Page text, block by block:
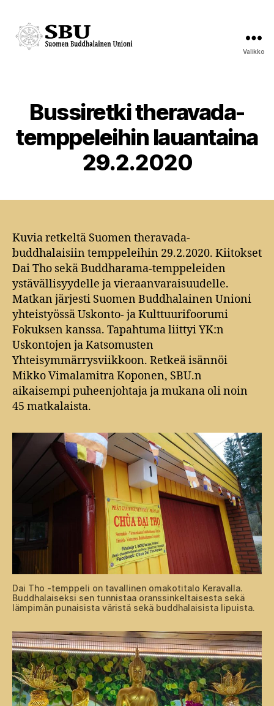
Valikko
Kategoriat
Bussiretki theravada-
temppeleihin lauantaina
29.2.2020
Kuvia retkeltä Suomen theravada-
buddhalaisiin temppeleihin 29.2.2020. Kiitokset
Dai Tho sekä Buddharama-temppeleiden
ystävällisyydelle ja vieraanvaraisuudelle.
Matkan järjesti Suomen Buddhalainen Unioni
yhteistyössä Uskonto- ja Kulttuurifoorumi
Fokuksen kanssa. Tapahtuma liittyi YK:n
Uskontojen ja Katsomusten
Yhteisymmärrysviikkoon. Retkeä isännöi
Mikko Vimalamitra Koponen, SBU.n
aikaisempi puheenjohtaja ja mukana oli noin
45 matkalaista.
Dai Tho -temppeli on tavallinen omakotitalo Keravalla.
Buddhalaiseksi sen tunnistaa oranssinkeltaisesta sekä
lämpimän punaisista väristä sekä buddhalaisista lipuista.